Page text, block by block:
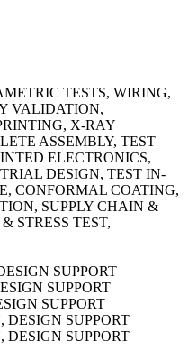
TESTS, WIRING,
VALIDATION,
X-RAY
ASSEMBLY, TEST
ELECTRONICS,
DESIGN, TEST IN-
CONFORMAL COATING,
SUPPLY CHAIN &
STRESS TEST,
SUPPORT
SUPPORT
SUPPORT
DESIGN SUPPORT
DESIGN SUPPORT